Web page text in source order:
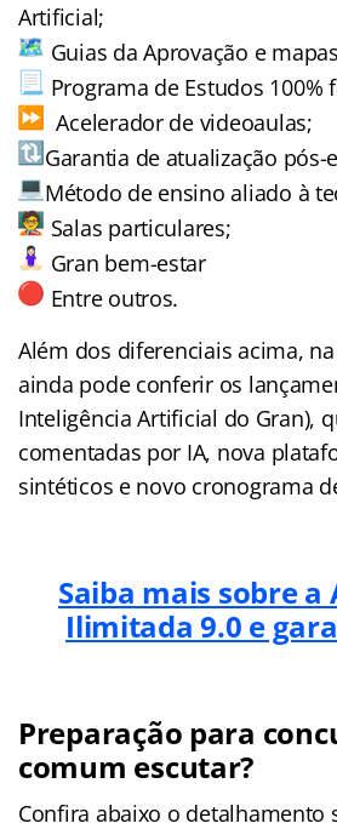
Artificial;
Guias da Aprovação e
Programa de Estudos 100%
Acelerador de videoaulas;
Garantia de atualização pós-
Método de ensino aliado à
Salas particulares;
Gran bem-estar
Entre outros.
Além dos diferenciais acima,
ainda pode conferir os
Inteligência Artificial do Gran),
comentadas por IA, nova
sintéticos e novo cronograma
Saiba mais sobre
Ilimitada 9.0 e
Preparação para
comum escutar?
Confira abaixo o detalhamento